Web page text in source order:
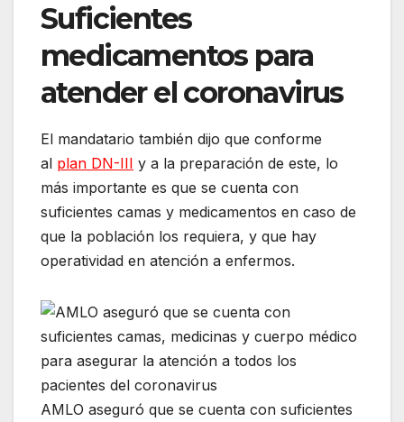
Suficientes
medicamentos para
atender el coronavirus
El mandatario también dijo que conforme
al plan DN-III y a la preparación de este, lo
más importante es que se cuenta con
suficientes camas y medicamentos en caso de
que la población los requiera, y que hay
operatividad en atención a enfermos.
AMLO aseguró que se cuenta con suficientes